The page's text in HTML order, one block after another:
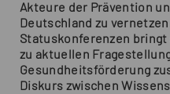
Akteure der Prävention
Deutschland zu
Statuskonferenzen
zu aktuellen
Gesundheitsförderung
Diskurs zwischen